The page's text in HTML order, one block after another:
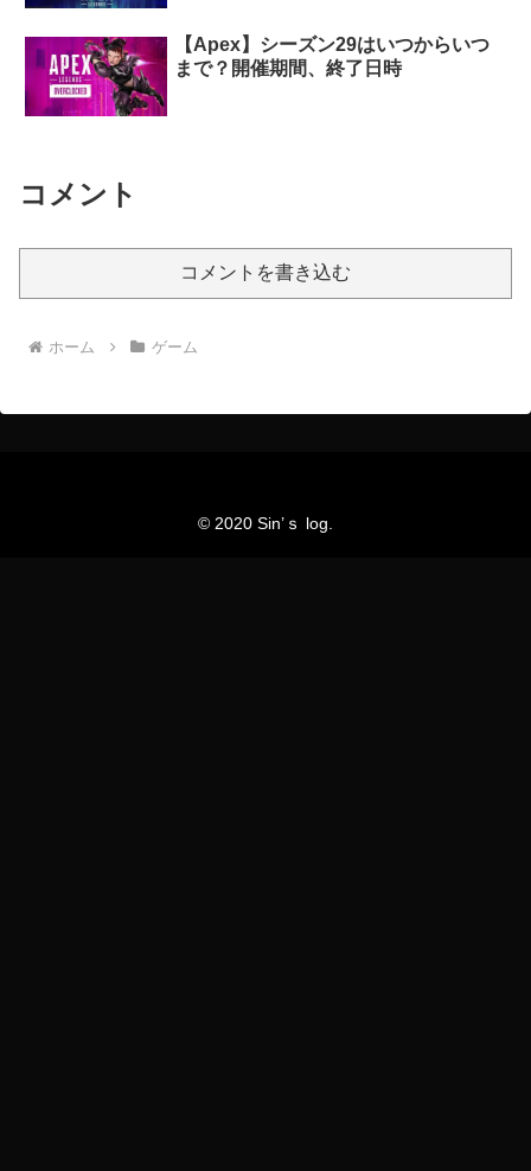
【Apex】シーズン29はいつからいつ
まで？開催期間、終了日時
コメント
コメントを書き込む
ホーム ゲーム
© 2020 Sin’ｓ log.